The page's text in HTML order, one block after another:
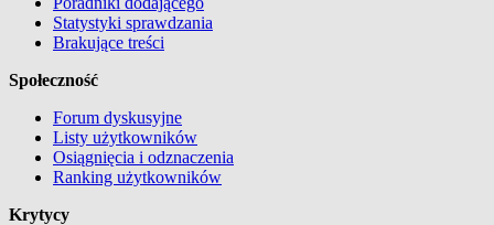
Statystyki sprawdzania
Brakujące treści
Społeczność
Forum dyskusyjne
Listy użytkowników
Osiągnięcia i odznaczenia
Ranking użytkowników
Krytycy